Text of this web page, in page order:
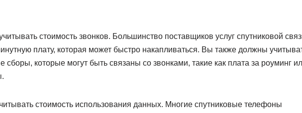
стоимость звонков. Большинство поставщиков услуг спутниковой
плату, которая может быстро накапливаться. Вы также должны
которые могут быть связаны со звонками, такие как плата за роуминг
стоимость использования данных. Многие спутниковые телефоны